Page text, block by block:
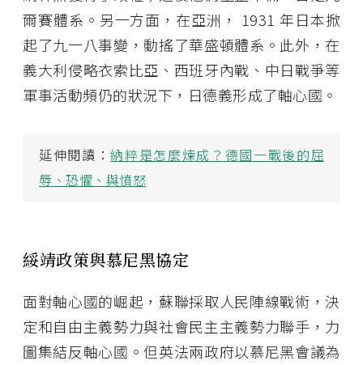
爾賽體系。另一方面，在亞洲， 1931 年日本掀
起了九一八事變，動搖了華盛頓體系。此外，在
義大利侵略衣索比亞、西班牙內戰、中日戰爭等
軍事活動頻仍的狀況下，日德義形成了軸心國。
延伸閱讀：納粹是怎麼煉成？德國一戰後的屈
辱、恐懼、與憤怒
綏靖政策與慕尼黑協定
面對軸心國的崛起，蘇聯採取人民陣線戰術，決
定和自由主義勢力與社會民主主義勢力聯手，力
圖集結反軸心國。但英法兩政府以慕尼黑會議為